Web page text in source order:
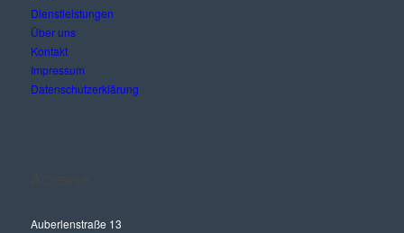
Dienstleistungen
Über uns
Kontakt
Impressum
Datenschutzerklärung
Auberlenstraße 13